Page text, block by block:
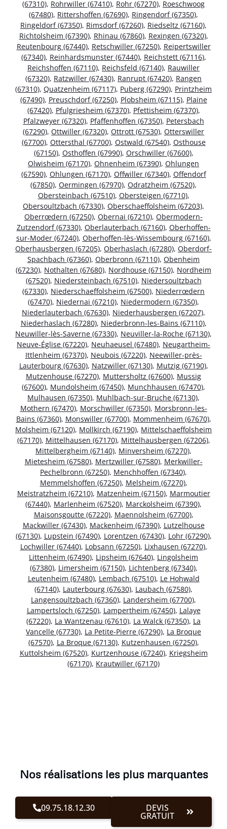
(67310), Rohrwiller (67410), Rohr (67270), Roeschwoog
(67480), Rittershoffen (67690), Ringendorf (67350),
Ringeldorf (67350), Rimsdorf (67260), Riedseltz (67160),
Richtolsheim (67390), Rhinau (67860), Rexingen (67320),
Reutenbourg (67440), Retschwiller (67250), Reipertswiller
(67340), Reinhardsmunster (67440), Reichstett (67116),
Reichshoffen (67110), Reichsfeld (67140), Rauwiller
(67320), Ratzwiller (67430), Ranrupt (67420), Rangen
(67310), Quatzenheim (67117), Puberg (67290), Printzheim
(67490), Preuschdorf (67250), Plobsheim (67115), Plaine
(67420), Pfulgriesheim (67370), Pfettisheim (67370),
Pfalzweyer (67320), Pfaffenhoffen (67350), Petersbach
(67290), Ottwiller (67320), Ottrott (67530), Otterswiller
(67700), Ottersthal (67700), Ostwald (67540), Osthouse
(67150), Osthoffen (67990), Orschwiller (67600),
Olwisheim (67170), Ohnenheim (67390), Ohlungen
(67590), Ohlungen (67170), Offwiller (67340), Offendorf
(67850), Oermingen (67970), Odratzheim (67520),
Obersteinbach (67510), Obersteigen (67710),
Obersoultzbach (67330), Oberschaeffolsheim (67203),
Oberrœdern (67250), Obernai (67210), Obermodern-
Zutzendorf (67330), Oberlauterbach (67160), Oberhoffen-
sur-Moder (67240), Oberhoffen-lès-Wissembourg (67160),
Oberhausbergen (67205), Oberhaslach (67280), Oberdorf-
Spachbach (67360), Oberbronn (67110), Obenheim
(67230), Nothalten (67680), Nordhouse (67150), Nordheim
(67520), Niedersteinbach (67510), Niedersoultzbach
(67330), Niederschaeffolsheim (67500), Niederrœdern
(67470), Niedernai (67210), Niedermodern (67350),
Niederlauterbach (67630), Niederhausbergen (67207),
Niederhaslach (67280), Niederbronn-les-Bains (67110),
Neuwiller-lès-Saverne (67330), Neuviller-la-Roche (67130),
Neuve-Église (67220), Neuhaeusel (67480), Neugartheim-
Ittlenheim (67370), Neubois (67220), Neewiller-près-
Lauterbourg (67630), Natzwiller (67130), Mutzig (67190),
Mutzenhouse (67270), Muttersholtz (67600), Mussig
(67600), Mundolsheim (67450), Munchhausen (67470),
Mulhausen (67350), Muhlbach-sur-Bruche (67130),
Mothern (67470), Morschwiller (67350), Morsbronn-les-
Bains (67360), Monswiller (67700), Mommenheim (67670),
Molsheim (67120), Mollkirch (67190), Mittelschaeffolsheim
(67170), Mittelhausen (67170), Mittelhausbergen (67206),
Mittelbergheim (67140), Minversheim (67270),
Mietesheim (67580), Mertzwiller (67580), Merkwiller-
Pechelbronn (67250), Menchhoffen (67340),
Memmelshoffen (67250), Melsheim (67270),
Meistratzheim (67210), Matzenheim (67150), Marmoutier
(67440), Marlenheim (67520), Marckolsheim (67390),
Maisonsgoutte (67220), Maennolsheim (67700),
Mackwiller (67430), Mackenheim (67390), Lutzelhouse
(67130), Lupstein (67490), Lorentzen (67430), Lohr (67290),
Lochwiller (67440), Lobsann (67250), Lixhausen (67270),
Littenheim (67490), Lipsheim (67640), Lingolsheim
(67380), Limersheim (67150), Lichtenberg (67340),
Leutenheim (67480), Lembach (67510), Le Hohwald
(67140), Lauterbourg (67630), Laubach (67580),
Langensoultzbach (67360), Landersheim (67700),
Lampertsloch (67250), Lampertheim (67450), Lalaye
(67220), La Wantzenau (67610), La Walck (67350), La
Vancelle (67730), La Petite-Pierre (67290), La Broque
(67570), La Broque (67130), Kutzenhausen (67250),
Kuttolsheim (67520), Kurtzenhouse (67240), Kriegsheim
(67170), Krautwiller (67170)
Nos réalisations les plus marquantes
09.75.18.12.30 DEVIS
GRATUIT